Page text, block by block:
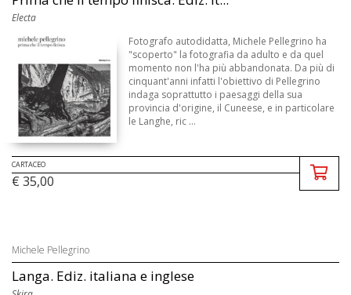
Electa
Fotografo autodidatta, Michele Pellegrino ha
"scoperto" la fotografia da adulto e da quel
momento non l'ha più abbandonata. Da più di
cinquant'anni infatti l'obiettivo di Pellegrino
indaga soprattutto i paesaggi della sua
provincia d'origine, il Cuneese, e in particolare
le Langhe, ric ...
CARTACEO
€ 35,00
Michele Pellegrino
Langa. Ediz. italiana e inglese